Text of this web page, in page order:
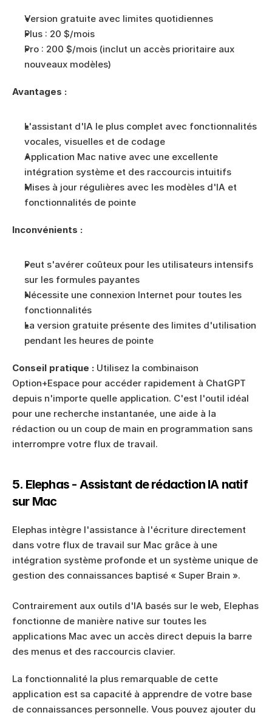
Version gratuite avec limites quotidiennes
Plus : 20 $/mois
Pro : 200 $/mois (inclut un accès prioritaire aux
nouveaux modèles)
Avantages :
L'assistant d'IA le plus complet avec fonctionnalités
vocales, visuelles et de codage
Application Mac native avec une excellente
intégration système et des raccourcis intuitifs
Mises à jour régulières avec les modèles d'IA et
fonctionnalités de pointe
Inconvénients :
Peut s'avérer coûteux pour les utilisateurs intensifs
sur les formules payantes
Nécessite une connexion Internet pour toutes les
fonctionnalités
La version gratuite présente des limites d'utilisation
pendant les heures de pointe
Conseil pratique : Utilisez la combinaison
Option+Espace pour accéder rapidement à ChatGPT
depuis n'importe quelle application. C'est l'outil idéal
pour une recherche instantanée, une aide à la
rédaction ou un coup de main en programmation sans
interrompre votre flux de travail.
5. Elephas - Assistant de rédaction IA natif
sur Mac
Elephas intègre l'assistance à l'écriture directement
dans votre flux de travail sur Mac grâce à une
intégration système profonde et un système unique de
gestion des connaissances baptisé « Super Brain ».
Contrairement aux outils d'IA basés sur le web, Elephas
fonctionne de manière native sur toutes les
applications Mac avec un accès direct depuis la barre
des menus et des raccourcis clavier.
La fonctionnalité la plus remarquable de cette
application est sa capacité à apprendre de votre base
de connaissances personnelle. Vous pouvez ajouter du